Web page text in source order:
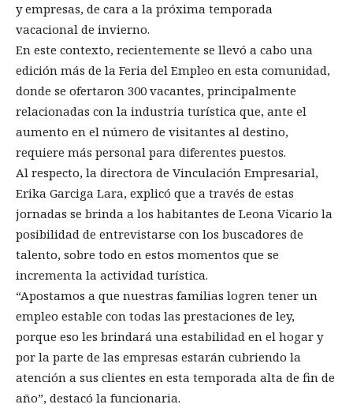
y empresas, de cara a la próxima temporada
vacacional de invierno.
En este contexto, recientemente se llevó a cabo una
edición más de la Feria del Empleo en esta comunidad,
donde se ofertaron 300 vacantes, principalmente
relacionadas con la industria turística que, ante el
aumento en el número de visitantes al destino,
requiere más personal para diferentes puestos.
Al respecto, la directora de Vinculación Empresarial,
Erika Garciga Lara, explicó que a través de estas
jornadas se brinda a los habitantes de Leona Vicario la
posibilidad de entrevistarse con los buscadores de
talento, sobre todo en estos momentos que se
incrementa la actividad turística.
“Apostamos a que nuestras familias logren tener un
empleo estable con todas las prestaciones de ley,
porque eso les brindará una estabilidad en el hogar y
por la parte de las empresas estarán cubriendo la
atención a sus clientes en esta temporada alta de fin de
año”, destacó la funcionaria.